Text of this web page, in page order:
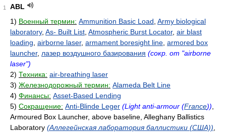
1
ABL
1) Военный термин: Ammunition Basic Load Army biological
laboratory, As- Built List Atmospheric Burst Locator, air blast
loading airborne laser, armament boresight line armored box
launcher, лазер воздушного базирования (сокр. от "airborne
laser")
2) Техника: air-breathing laser
3) Железнодорожный термин: Alameda Belt Line
4) Финансы: Asset-Based Lending
5) Сокращение: Anti-Blinde Leger (Light anti-armour (France))
Armoured Box Launcher, above baseline, Alleghany Ballistics
Laboratory (Аллегейнская лаборатория баллистики (США))